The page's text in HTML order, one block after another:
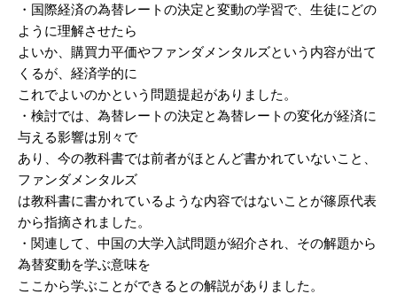
・国際経済の為替レートの決定と変動の学習で、生徒にどの
ように理解させたら
よいか、購買力平価やファンダメンタルズという内容が出て
くるが、経済学的に
これでよいのかという問題提起がありました。
・検討では、為替レートの決定と為替レートの変化が経済に
与える影響は別々で
あり、今の教科書では前者がほとんど書かれていないこと、
ファンダメンタルズ
は教科書に書かれているような内容ではないことが篠原代表
から指摘されました。
・関連して、中国の大学入試問題が紹介され、その解題から
為替変動を学ぶ意味を
ここから学ぶことができるとの解説がありました。